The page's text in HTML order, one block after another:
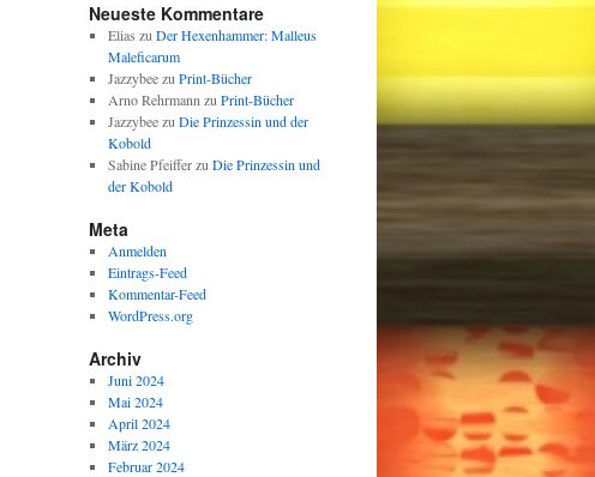
Neueste Kommentare
Elias zu Der Hexenhammer: Malleus
Maleficarum
Jazzybeezu Print-Bücher
Arno Rehrmann zu Print-Bücher
Jazzybeezu Die Prinzessin und der
Kobold
Sabine Pfeifferzu Die Prinzessin und
der Kobold
Meta
Anmelden
Eintrags-Feed
Kommentar-Feed
WordPress.org
Archiv
Juni 2024
Mai 2024
April 2024
März 2024
Februar 2024